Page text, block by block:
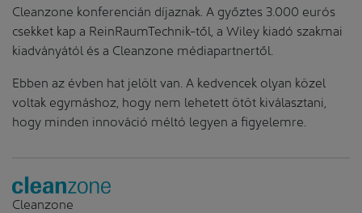
Cleanzone konferencián díjaznak. A győztes 3.000 eurós
csekket kap a ReinRaumTechnik-től, a Wiley kiadó szakmai
kiadványától és a Cleanzone médiapartnertől.
Ebben az évben hat jelölt van. A kedvencek olyan közel
voltak egymáshoz, hogy nem lehetett ötöt kiválasztani,
hogy minden innováció méltó legyen a figyelemre.
Cleanzone